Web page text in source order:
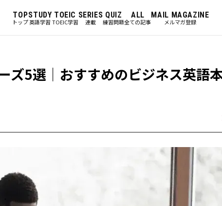
TOP
トップ
STUDY
英語学習
TOEIC
TOEIC学習
SERIES
連載
QUIZ
練習問題
ALL
全ての記事
MAIL MAGAZINE
メルマガ登録
ズ5選｜おすすめのビジネス英語